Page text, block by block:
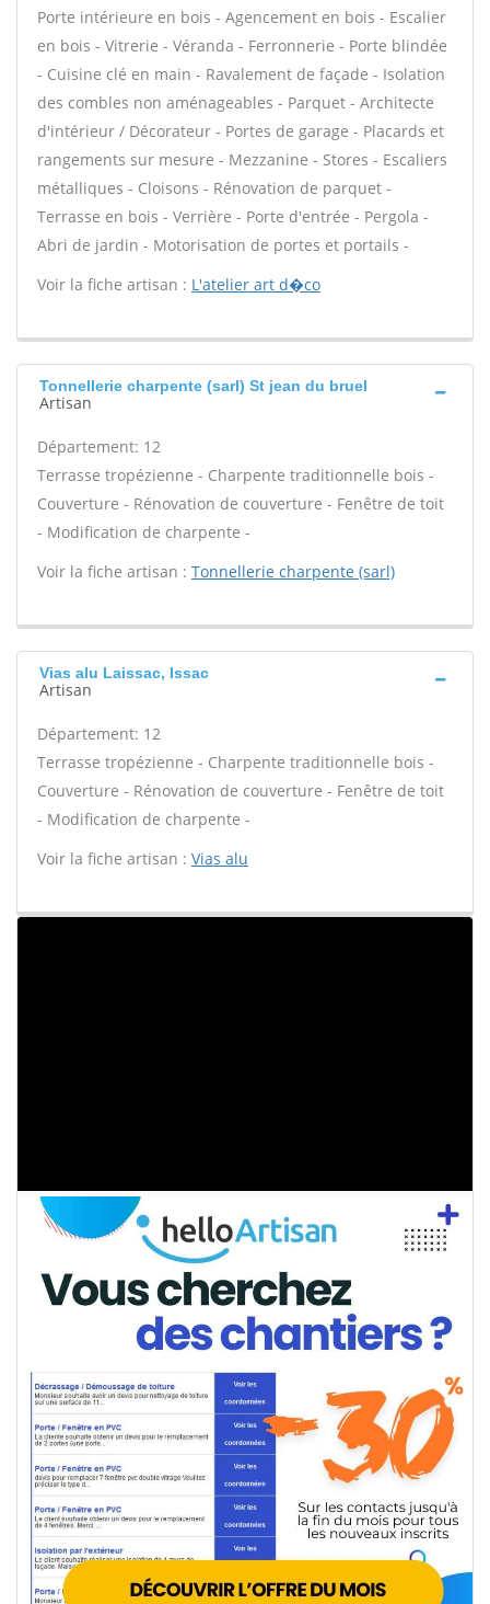
Porte intérieure en bois - Agencement en bois - Escalier
en bois - Vitrerie - Véranda - Ferronnerie - Porte blindée
- Cuisine clé en main - Ravalement de façade - Isolation
des combles non aménageables - Parquet - Architecte
d'intérieur / Décorateur - Portes de garage - Placards et
rangements sur mesure - Mezzanine - Stores - Escaliers
métalliques - Cloisons - Rénovation de parquet -
Terrasse en bois - Verrière - Porte d'entrée - Pergola -
Abri de jardin - Motorisation de portes et portails -
Voir la fiche artisan : L'atelier art d�co
Tonnellerie charpente (sarl) St jean du bruel
Artisan
Département: 12
Terrasse tropézienne - Charpente traditionnelle bois -
Couverture - Rénovation de couverture - Fenêtre de toit
- Modification de charpente -
Voir la fiche artisan : Tonnellerie charpente (sarl)
Vias alu Laissac, Issac
Artisan
Département: 12
Terrasse tropézienne - Charpente traditionnelle bois -
Couverture - Rénovation de couverture - Fenêtre de toit
- Modification de charpente -
Voir la fiche artisan : Vias alu